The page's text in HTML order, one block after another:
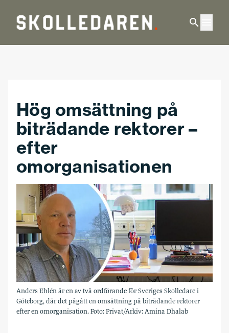
Hög omsättning på
biträdande rektorer –
efter
omorganisationen
Anders Ehlén är en av två ordförande för Sveriges Skolledare i
Göteborg, där det pågått en omsättning på biträdande rektorer
efter en omorganisation. Foto: Privat/Arkiv: Amina Dhalab